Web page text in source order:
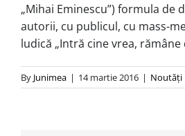
„Mihai Eminescu”) formula de
autorii, cu publicul, cu mass-
ludică „Intră cine vrea, rămâne
By Junimea | 14 martie 2016 | Noutăţi